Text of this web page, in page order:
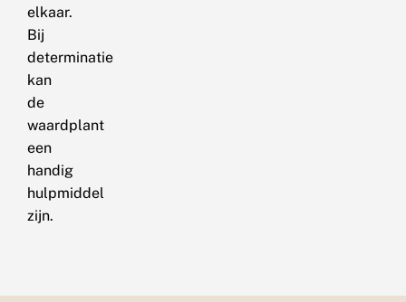
elkaar.
Bij
determinatie
kan
de
waardplant
een
handig
hulpmiddel
zijn.